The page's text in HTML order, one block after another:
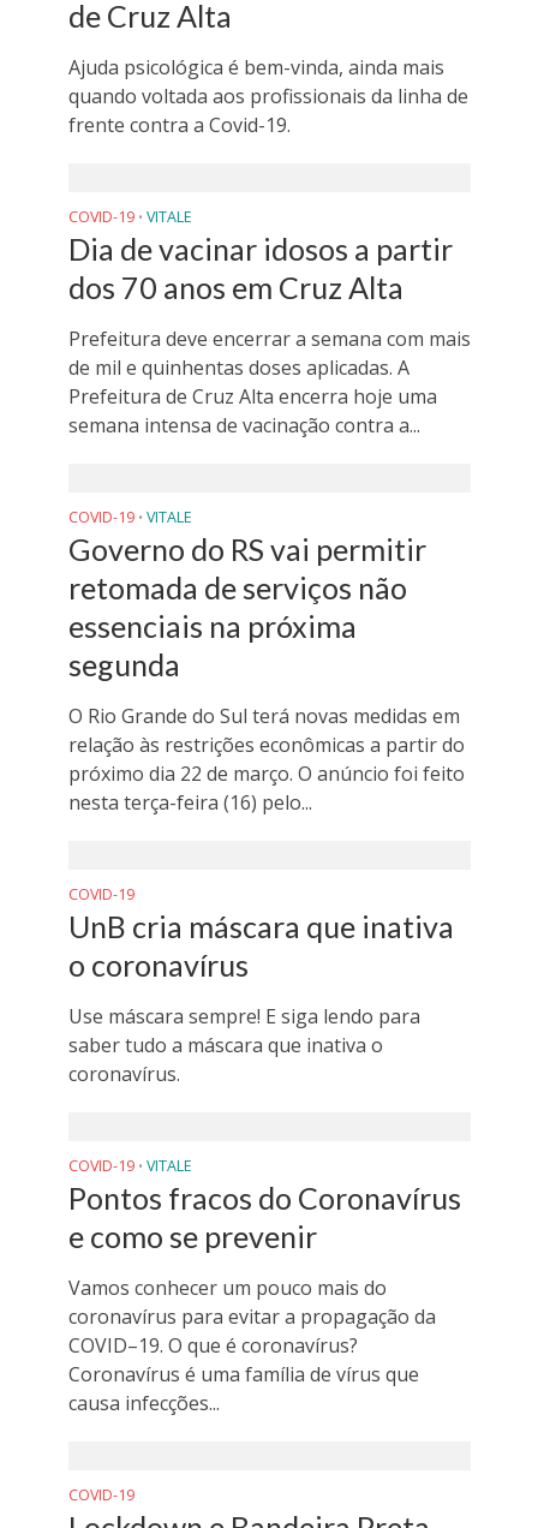
de Cruz Alta
Ajuda psicológica é bem-vinda, ainda mais
quando voltada aos profissionais da linha de
frente contra a Covid-19.
COVID-19 • VITALE
Dia de vacinar idosos a partir
dos 70 anos em Cruz Alta
Prefeitura deve encerrar a semana com mais
de mil e quinhentas doses aplicadas. A
Prefeitura de Cruz Alta encerra hoje uma
semana intensa de vacinação contra a...
COVID-19 • VITALE
Governo do RS vai permitir
retomada de serviços não
essenciais na próxima
segunda
O Rio Grande do Sul terá novas medidas em
relação às restrições econômicas a partir do
próximo dia 22 de março. O anúncio foi feito
nesta terça-feira (16) pelo...
COVID-19
UnB cria máscara que inativa
o coronavírus
Use máscara sempre! E siga lendo para
saber tudo a máscara que inativa o
coronavírus.
COVID-19 • VITALE
Pontos fracos do Coronavírus
e como se prevenir
Vamos conhecer um pouco mais do
coronavírus para evitar a propagação da
COVID–19. O que é coronavírus?
Coronavírus é uma família de vírus que
causa infecções...
COVID-19